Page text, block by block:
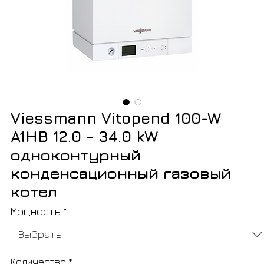
Viessmann Vitopend 100-W
A1HB 12.0 - 34.0 kW
одноконтурный
конденсационный газовый
котел
Мощность *
Количество *